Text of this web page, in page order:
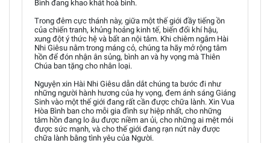
Bình đang khao khát hoà bình.
Trong đêm cực thánh này, giữa một thế giới đầy tiếng ồn
của chiến tranh, khủng hoảng kinh tế, biến đổi khí hậu,
xung đột ý thức hệ và bất an nội tâm. Khi chiêm ngắm Hài
Nhi Giêsu nằm trong máng cỏ, chúng ta hãy mở rộng tâm
hồn để đón nhận ân sủng, bình an và hy vọng mà Thiên
Chúa ban tặng cho nhân loại.
Nguyện xin Hài Nhi Giêsu dẫn dắt chúng ta bước đi như
những người hành hương của hy vọng, đem ánh sáng Giáng
Sinh vào một thế giới đang rất cần được chữa lành. Xin Vua
Hòa Bình ban cho mỗi gia đình sự hiệp nhất, cho những
tâm hồn đang lo âu được niềm an ủi, cho những ai mệt mỏi
được sức mạnh, và cho thế giới đang rạn nứt này được
chữa lành bằng tình yêu của Người.